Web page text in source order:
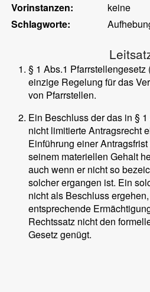
Vorinstanzen:
keine
Schlagworte:
§ 1 Abs.1 Pfarrstellengesetz
einzige Regelung für das
von Pfarrstellen.
Ein Beschluss der das in §
nicht limitierte Antragsrecht
Einführung einer
seinem materiellen Gehalt
auch wenn er nicht so
solcher ergangen ist. Ein
nicht als Beschluss
entsprechende
Rechtssatz nicht den
Gesetz genügt.